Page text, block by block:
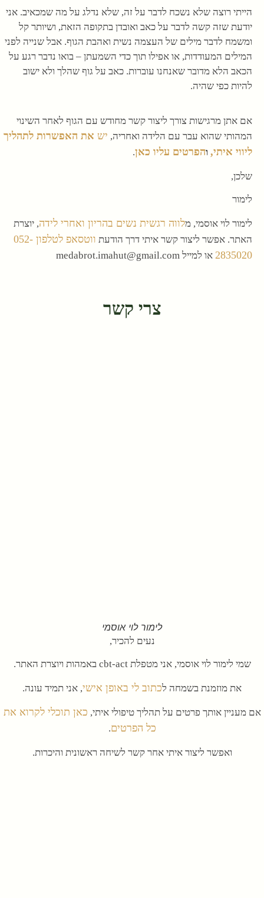
הייתי רוצה שלא נשכח לדבר על זה, שלא נדלג על מה שמכאיב. אני
יודעת שזה קשה לדבר על כאב ואובדן בתקופה הזאת, ושיותר קל
ומשמח לדבר מילים של העצמה נשית ואהבת הגוף. אבל שנייה לפני
המילים המעודדות, או אפילו תוך כדי השמעתן – בואו נדבר רגע על
הכאב הלא מדובר שאנחנו עוברות. כאב על גוף שהלך ולא ישוב
להיות כפי שהיה.
אם אתן מרגישות צורך ליצור קשר מחודש עם הגוף לאחר השינוי
המהותי שהוא עבר עם הלידה ואחריה, יש את האפשרות לתהליך
ליווי איתי, והפרטים עליו כאן.
שלכן,
לימור
לימור לוי אוסמי, מלווה רגשית נשים בהריון ואחרי לידה, יוצרת
האתר. אפשר ליצור קשר איתי דרך הודעת
ווטסאפ לטלפון 052-
2835020 או למייל medabrot.imahut@gmail.com
צרי קשר
לימור לוי אוסמי
נעים להכיר,
שמי לימור לוי אוסמי, אני מטפלת cbt-act באמהות ויוצרת האתר.
את מוזמנת בשמחה לכתוב לי באופן אישי, אני תמיד עונה.
אם מעניין אותך פרטים על תהליך טיפולי איתי, כאן תוכלי לקרוא את
כל הפרטים.
ואפשר ליצור איתי אחר קשר לשיחה ראשונית והיכרות.